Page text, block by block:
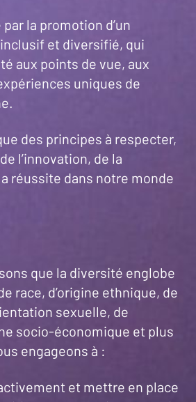
la promotion d’un
et diversifié, qui
aux points de vue, aux
uniques de
des principes à respecter,
l’innovation, de la
réussite dans notre monde
que la diversité englobe
race, d’origine ethnique, de
sexuelle, de
socio-économique et plus
engageons à :
et mettre en place